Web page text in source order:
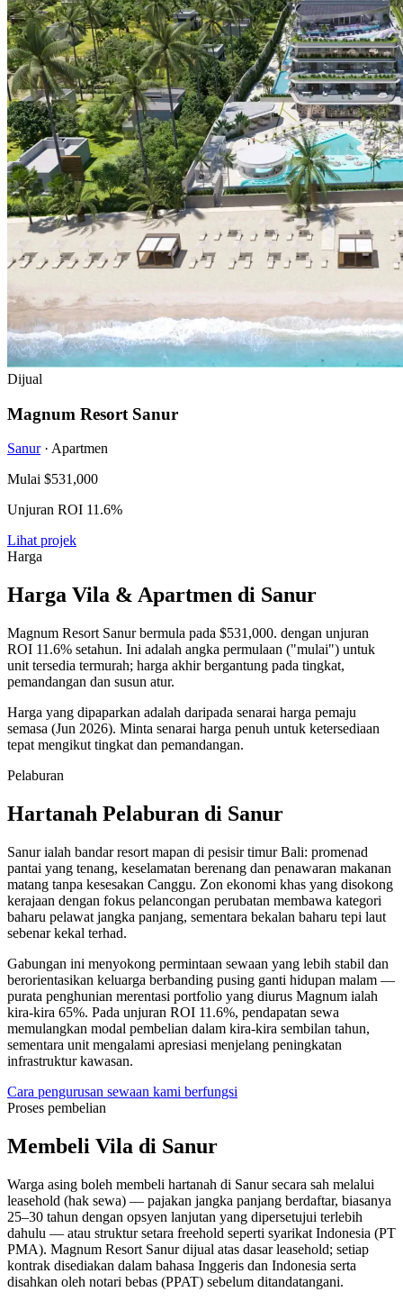
Dijual
Magnum Resort Sanur
Sanur· Apartmen
Mulai $531,000
Unjuran ROI 11.6%
Lihat projek
Harga
Harga Vila & Apartmen di Sanur
Magnum Resort Sanur bermula pada $531,000. dengan unjuran
ROI 11.6% setahun. Ini adalah angka permulaan ("mulai") untuk
unit tersedia termurah; harga akhir bergantung pada tingkat,
pemandangan dan susun atur.
Harga yang dipaparkan adalah daripada senarai harga pemaju
semasa (Jun 2026). Minta senarai harga penuh untuk ketersediaan
tepat mengikut tingkat dan pemandangan.
Pelaburan
Hartanah Pelaburan di Sanur
Sanur ialah bandar resort mapan di pesisir timur Bali: promenad
pantai yang tenang, keselamatan berenang dan penawaran makanan
matang tanpa kesesakan Canggu. Zon ekonomi khas yang disokong
kerajaan dengan fokus pelancongan perubatan membawa kategori
baharu pelawat jangka panjang, sementara bekalan baharu tepi laut
sebenar kekal terhad.
Gabungan ini menyokong permintaan sewaan yang lebih stabil dan
berorientasikan keluarga berbanding pusing ganti hidupan malam —
purata penghunian merentasi portfolio yang diurus Magnum ialah
kira-kira 65%. Pada unjuran ROI 11.6%, pendapatan sewa
memulangkan modal pembelian dalam kira-kira sembilan tahun,
sementara unit mengalami apresiasi menjelang peningkatan
infrastruktur kawasan.
Cara pengurusan sewaan kami berfungsi
Proses pembelian
Membeli Vila di Sanur
Warga asing boleh membeli hartanah di Sanur secara sah melalui
leasehold (hak sewa) — pajakan jangka panjang berdaftar, biasanya
25–30 tahun dengan opsyen lanjutan yang dipersetujui terlebih
dahulu — atau struktur setara freehold seperti syarikat Indonesia (PT
PMA). Magnum Resort Sanur dijual atas dasar leasehold; setiap
kontrak disediakan dalam bahasa Inggeris dan Indonesia serta
disahkan oleh notari bebas (PPAT) sebelum ditandatangani.